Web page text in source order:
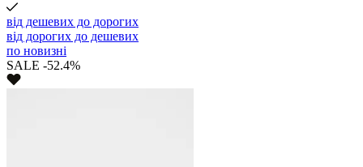
від дешевих до дорогих
від дорогих до дешевих
по новизні
SALE -52.4%